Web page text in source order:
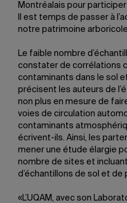
Montréalais pour
Il est temps de passer à
notre patrimoine
Le faible nombre
constater de corrélations
contaminants dans le sol
précisent les auteurs de
non plus en mesure de
voies de circulation
contaminants
écrivent-ils. Ainsi, les
mener une étude élargie
nombre de sites et
d’échantillons de sol et
«L’UQAM, avec son